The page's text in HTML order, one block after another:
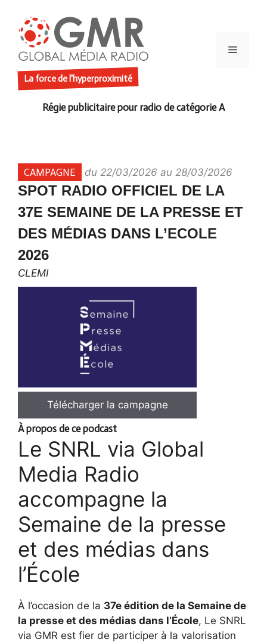
contenu
La force de l'hyperproximité
Menu
CAMPAGNE du 22/03/2026 au 28/03/2026
SPOT RADIO OFFICIEL DE LA
37E SEMAINE DE LA PRESSE ET
DES MÉDIAS DANS L’ECOLE
2026
CLEMI
Télécharger la campagne
À propos de ce podcast
Le SNRL via Global
Media Radio
accompagne la
Semaine de la presse
et des médias dans
l’École
À l’occasion de la 37e édition de la Semaine de
la presse et des médias dans l’École, Le SNRL
via GMR est fier de participer à la valorisation